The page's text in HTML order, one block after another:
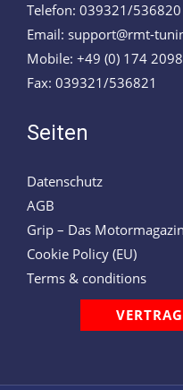
Telefon: 039321/536820
Email: support@rmt-
Mobile: +49 (0) 174
Fax: 039321/536821
Seiten
Datenschutz
AGB
Grip – Das Motormagazin
Cookie Policy (EU)
Terms & conditions